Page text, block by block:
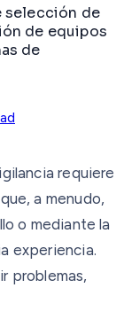
selección de
de equipos
de
requiere
a menudo,
o mediante la
experiencia.
problemas,